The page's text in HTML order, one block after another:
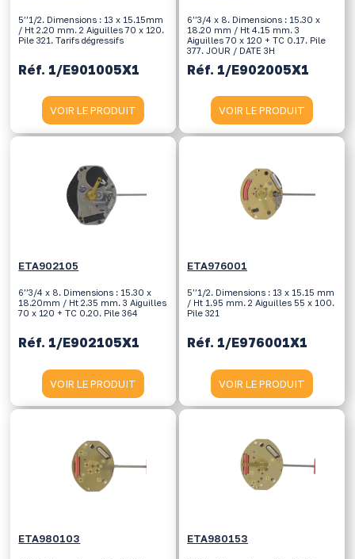
5’’1/2. Dimensions : 13 x 15.15mm
/ Ht 2.20 mm. 2 Aiguilles 70 x 120.
Pile 321. Tarifs dégressifs
Réf. 1/E901005X1
VOIR LE PRODUIT
6’’3/4 x 8. Dimensions : 15.30 x
18.20 mm / Ht 4.15 mm. 3
Aiguilles 70 x 120 + TC 0.17. Pile
377. JOUR / DATE 3H
Réf. 1/E902005X1
VOIR LE PRODUIT
ETA902105
6’’3/4 x 8. Dimensions : 15.30 x
18.20mm / Ht 2.35 mm. 3 Aiguilles
70 x 120 + TC 0.20. Pile 364
Réf. 1/E902105X1
VOIR LE PRODUIT
ETA976001
5’’1/2. Dimensions : 13 x 15.15 mm
/ Ht 1.95 mm. 2 Aiguilles 55 x 100.
Pile 321
Réf. 1/E976001X1
VOIR LE PRODUIT
ETA980103 ETA980153